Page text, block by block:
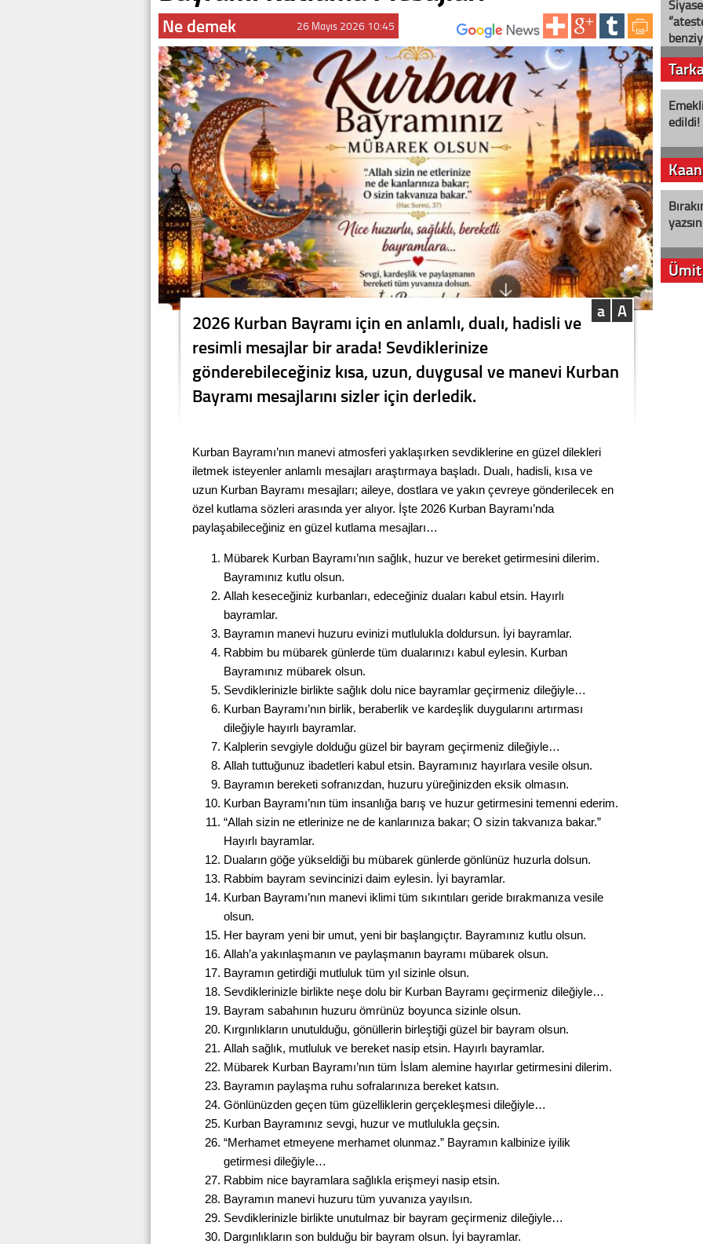
Ne demek 26 Mayıs 2026 10:45
A
a
2026 Kurban Bayramı için en anlamlı, dualı, hadisli ve
resimli mesajlar bir arada! Sevdiklerinize
gönderebileceğiniz kısa, uzun, duygusal ve manevi Kurban
Bayramı mesajlarını sizler için derledik.
Kurban Bayramı’nın manevi atmosferi yaklaşırken sevdiklerine en güzel dilekleri
iletmek isteyenler anlamlı mesajları araştırmaya başladı. Dualı, hadisli, kısa ve
uzun Kurban Bayramı mesajları; aileye, dostlara ve yakın çevreye gönderilecek en
özel kutlama sözleri arasında yer alıyor. İşte 2026 Kurban Bayramı’nda
paylaşabileceğiniz en güzel kutlama mesajları…
Mübarek Kurban Bayramı’nın sağlık, huzur ve bereket getirmesini dilerim.
Bayramınız kutlu olsun.
Allah keseceğiniz kurbanları, edeceğiniz duaları kabul etsin. Hayırlı
bayramlar.
Bayramın manevi huzuru evinizi mutlulukla doldursun. İyi bayramlar.
Rabbim bu mübarek günlerde tüm dualarınızı kabul eylesin. Kurban
Bayramınız mübarek olsun.
Sevdiklerinizle birlikte sağlık dolu nice bayramlar geçirmeniz dileğiyle…
Kurban Bayramı’nın birlik, beraberlik ve kardeşlik duygularını artırması
dileğiyle hayırlı bayramlar.
Kalplerin sevgiyle dolduğu güzel bir bayram geçirmeniz dileğiyle…
Allah tuttuğunuz ibadetleri kabul etsin. Bayramınız hayırlara vesile olsun.
Bayramın bereketi sofranızdan, huzuru yüreğinizden eksik olmasın.
Kurban Bayramı’nın tüm insanlığa barış ve huzur getirmesini temenni ederim.
“Allah sizin ne etlerinize ne de kanlarınıza bakar; O sizin takvanıza bakar.”
Hayırlı bayramlar.
Duaların göğe yükseldiği bu mübarek günlerde gönlünüz huzurla dolsun.
Rabbim bayram sevincinizi daim eylesin. İyi bayramlar.
Kurban Bayramı’nın manevi iklimi tüm sıkıntıları geride bırakmanıza vesile
olsun.
Her bayram yeni bir umut, yeni bir başlangıçtır. Bayramınız kutlu olsun.
Allah’a yakınlaşmanın ve paylaşmanın bayramı mübarek olsun.
Bayramın getirdiği mutluluk tüm yıl sizinle olsun.
Sevdiklerinizle birlikte neşe dolu bir Kurban Bayramı geçirmeniz dileğiyle…
Bayram sabahının huzuru ömrünüz boyunca sizinle olsun.
Kırgınlıkların unutulduğu, gönüllerin birleştiği güzel bir bayram olsun.
Allah sağlık, mutluluk ve bereket nasip etsin. Hayırlı bayramlar.
Mübarek Kurban Bayramı’nın tüm İslam alemine hayırlar getirmesini dilerim.
Bayramın paylaşma ruhu sofralarınıza bereket katsın.
Gönlünüzden geçen tüm güzelliklerin gerçekleşmesi dileğiyle…
Kurban Bayramınız sevgi, huzur ve mutlulukla geçsin.
“Merhamet etmeyene merhamet olunmaz.” Bayramın kalbinize iyilik
getirmesi dileğiyle…
Rabbim nice bayramlara sağlıkla erişmeyi nasip etsin.
Bayramın manevi huzuru tüm yuvanıza yayılsın.
Sevdiklerinizle birlikte unutulmaz bir bayram geçirmeniz dileğiyle…
Dargınlıkların son bulduğu bir bayram olsun. İyi bayramlar.
edildi!
yazsın